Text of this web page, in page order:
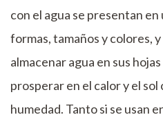
con el agua se presentan en
formas, tamaños y colores,
almacenar agua en sus
prosperar en el calor y el sol
humedad. Tanto si se usan